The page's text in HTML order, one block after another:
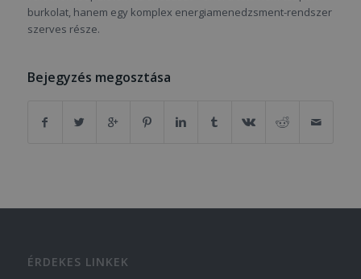
burkolat, hanem egy komplex energiamenedzsment-rendszer
szerves része.
Bejegyzés megosztása
ÉRDEKES LINKEK